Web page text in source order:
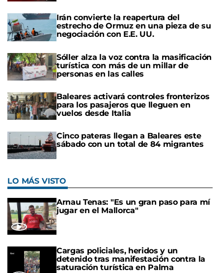
Irán convierte la reapertura del
estrecho de Ormuz en una pieza de su
negociación con E.E. UU.
Sóller alza la voz contra la masificación
turística con más de un millar de
personas en las calles
Baleares activará controles fronterizos
para los pasajeros que lleguen en
vuelos desde Italia
Cinco pateras llegan a Baleares este
sábado con un total de 84 migrantes
LO MÁS VISTO
Arnau Tenas: "Es un gran paso para mí
jugar en el Mallorca"
Cargas policiales, heridos y un
detenido tras manifestación contra la
saturación turística en Palma